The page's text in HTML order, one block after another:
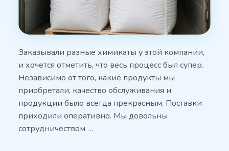
Заказывали разные химикаты у этой компании,
и хочется отметить, что весь процесс был супер.
Независимо от того, какие продукты мы
приобретали, качество обслуживания и
продукции было всегда прекрасным. Поставки
приходили оперативно. Мы довольны
сотрудничеством …